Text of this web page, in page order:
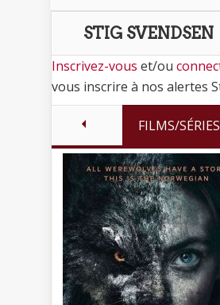
STIG SVENDSEN
Inscrivez-vous et/ou
vous inscrire à nos alertes
FILMS/SÉRIES